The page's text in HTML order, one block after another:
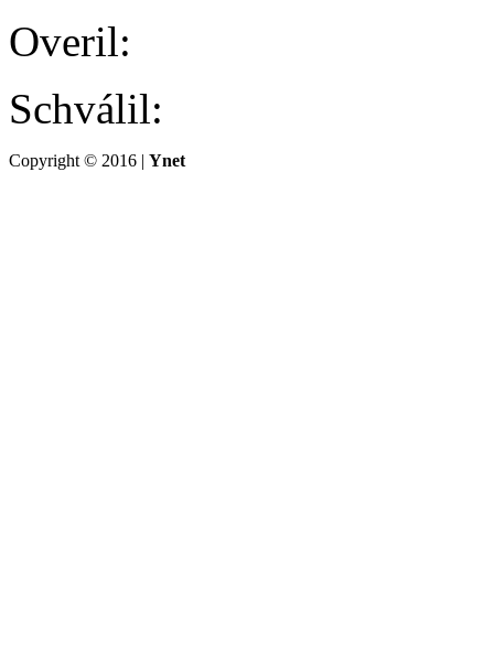
Overil:
Schválil:
Copyright © 2016 | Ynet